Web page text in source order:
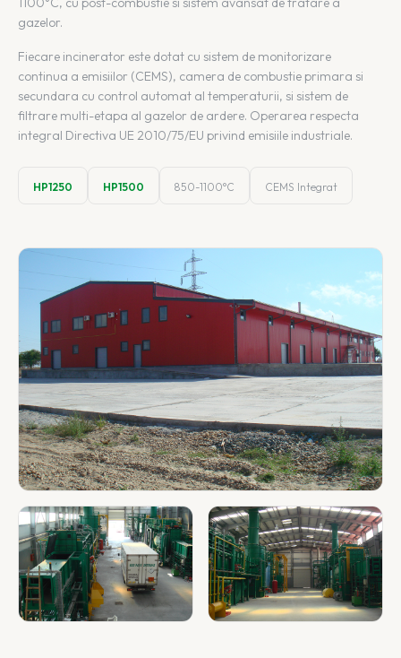
gazelor.
Fiecare incinerator este dotat cu sistem de monitorizare
continua a emisiilor (CEMS), camera de combustie primara si
secundara cu control automat al temperaturii, si sistem de
filtrare multi-etapa al gazelor de ardere. Operarea respecta
integral Directiva UE 2010/75/EU privind emisiile industriale.
HP1250 HP1500 850-1100°C CEMS Integrat